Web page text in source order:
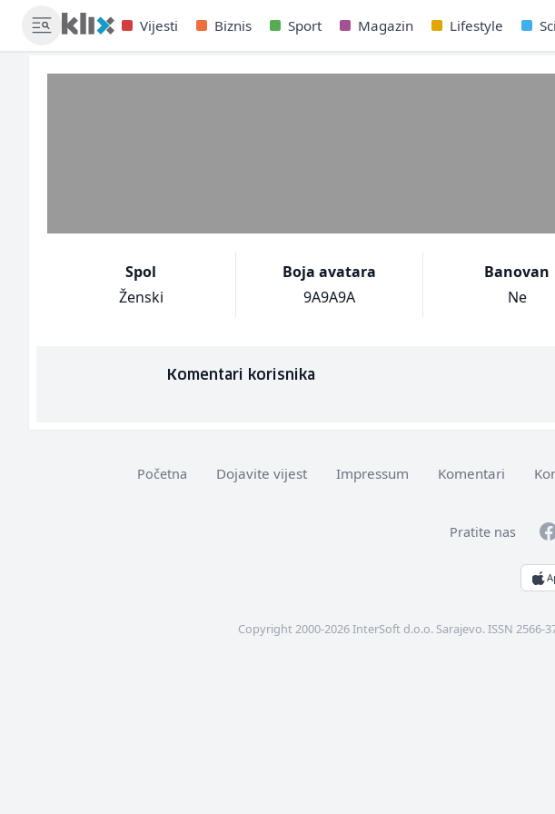
Vijesti Biznis Sport Magazin Lifestyle
Spol
Ženski
Boja avatara
9A9A9A
Banovan
Ne
Komentari korisnika
Početna Dojavite vijest Impressum Komentari
Pratite nas
Copyright 2000-2026 InterSoft d.o.o. Sarajevo. ISSN